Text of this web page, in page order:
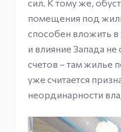
сил. К тому же,
помещения под
способен вложить
и влияние Запада не
счетов – там жилье
уже считается
неординарности